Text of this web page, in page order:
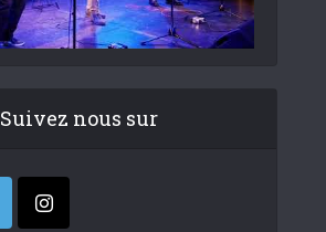
Suivez nous sur